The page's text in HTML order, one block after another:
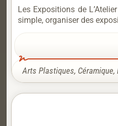
Les Expositions de
simple, organiser des
Arts Plastiques, Céramique,